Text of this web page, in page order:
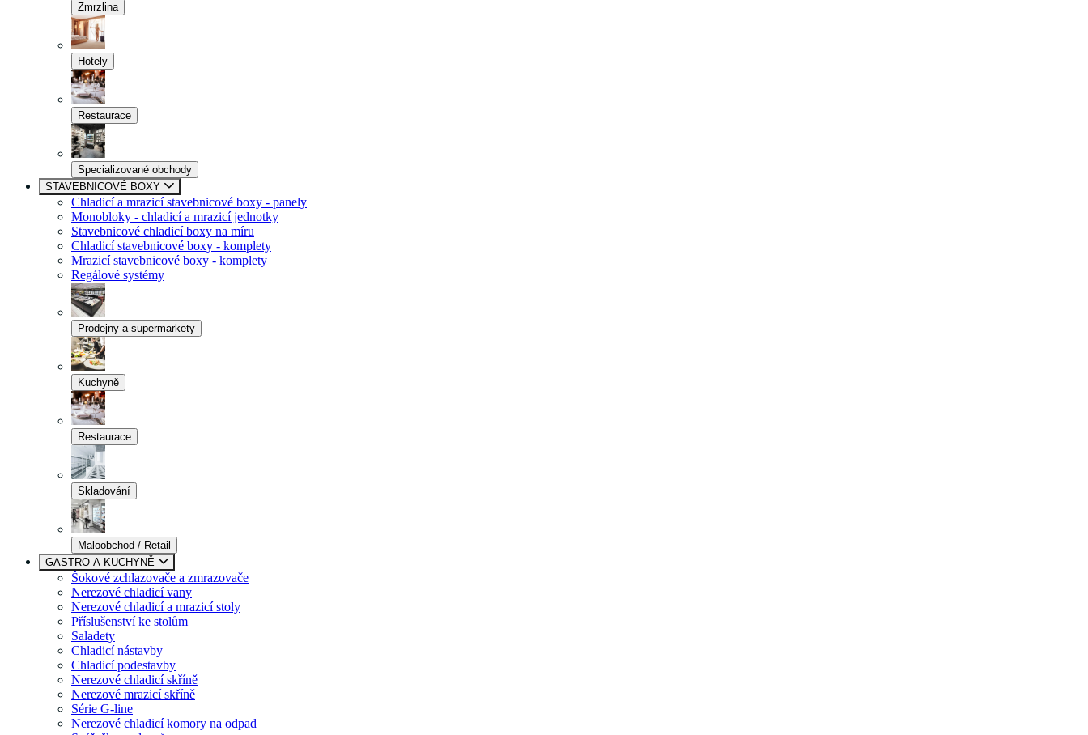
Zmrzlina
Hotely
Restaurace
Specializované obchody
STAVEBNICOVÉ BOXY
Chladicí a mrazicí stavebnicové boxy - panely
Monobloky - chladicí a mrazicí jednotky
Stavebnicové chladicí boxy na míru
Chladicí stavebnicové boxy - komplety
Mrazicí stavebnicové boxy - komplety
Regálové systémy
Prodejny a supermarkety
Kuchyně
Restaurace
Skladování
Maloobchod / Retail
GASTRO A KUCHYNĚ
Šokové zchlazovače a zmrazovače
Nerezové chladicí vany
Nerezové chladicí a mrazicí stoly
Příslušenství ke stolům
Saladety
Chladicí nástavby
Chladicí podestavby
Nerezové chladicí skříně
Nerezové mrazicí skříně
Série G-line
Nerezové chladicí komory na odpad